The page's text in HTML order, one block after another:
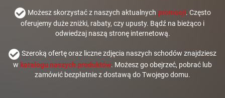
Możesz skorzystać z naszych aktualnych promocji. Często
oferujemy duże zniżki, rabaty, czy upusty. Bądź na bieżąco i
odwiedzaj naszą stronę internetową.
Szeroką ofertę oraz liczne zdjęcia naszych schodów znajdziesz
w katalogu naszych produktów. Możesz go obejrzeć, pobrać lub
zamówić bezpłatnie z dostawą do Twojego domu.